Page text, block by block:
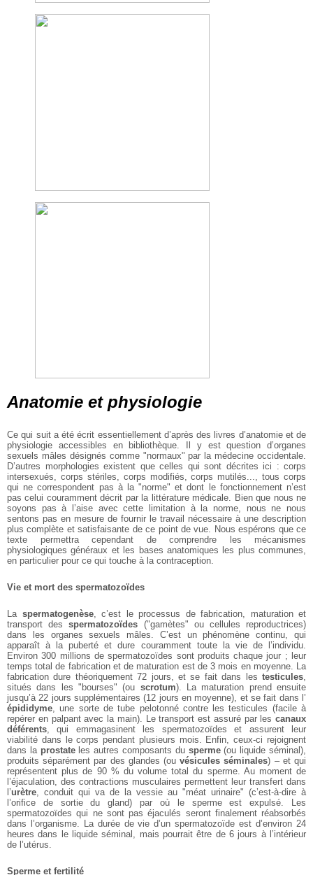
Anatomie et physiologie
Ce qui suit a été écrit essentiellement d’après des livres d’anatomie et de
physiologie accessibles en bibliothèque. Il y est question d’organes
sexuels mâles désignés comme "normaux" par la médecine occidentale.
D’autres morphologies existent que celles qui sont décrites ici : corps
intersexués, corps stériles, corps modifiés, corps mutilés..., tous corps
qui ne correspondent pas à la "norme" et dont le fonctionnement n’est
pas celui couramment décrit par la littérature médicale. Bien que nous ne
soyons pas à l’aise avec cette limitation à la norme, nous ne nous
sentons pas en mesure de fournir le travail nécessaire à une description
plus complète et satisfaisante de ce point de vue. Nous espérons que ce
texte permettra cependant de comprendre les mécanismes
physiologiques généraux et les bases anatomiques les plus communes,
en particulier pour ce qui touche à la contraception.
Vie et mort des spermatozoïdes
La spermatogenèse, c’est le processus de fabrication, maturation et
transport desspermatozoïdes ("gamètes" ou cellules reproductrices)
dans les organes sexuels mâles. C’est un phénomène continu, qui
apparaît à la puberté et dure couramment toute la vie de l’individu.
Environ 300 millions de spermatozoïdes sont produits chaque jour ; leur
temps total de fabrication et de maturation est de 3 mois en moyenne. La
fabrication dure théoriquement 72 jours, et se fait dans les testicules
situés dans les "bourses" (ou scrotum). La maturation prend ensuite
jusqu’à 22 jours supplémentaires (12 jours en moyenne), et se fait dans l’
épididyme , une sorte de tube pelotonné contre les testicules (facile à
repérer en palpant avec la main). Le transport est assuré par les canaux
déférents , qui emmagasinent les spermatozoïdes et assurent leur
viabilité dans le corps pendant plusieurs mois. Enfin, ceux-ci rejoignent
dans la prostateles autres composants du sperme(ou liquide séminal),
produits séparément par des glandes (ouvésicules séminales) – et qui
représentent plus de 90 % du volume total du sperme. Au moment de
l’éjaculation, des contractions musculaires permettent leur transfert dans
l’urètre , conduit qui va de la vessie au "méat urinaire" (c’est-à-dire à
l’orifice de sortie du gland) par où le sperme est expulsé. Les
spermatozoïdes qui ne sont pas éjaculés seront finalement réabsorbés
dans l’organisme. La durée de vie d’un spermatozoïde est d’environ 24
heures dans le liquide séminal, mais pourrait être de 6 jours à l’intérieur
de l’utérus.
Sperme et fertilité